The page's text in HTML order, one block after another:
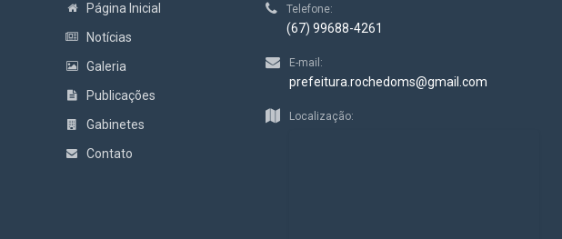
Página Inicial
Notícias
Galeria
Publicações
Gabinetes
Contato
Telefone:
(67) 99688-4261
E-mail:
prefeitura.rochedoms@gmail.com
Localização: